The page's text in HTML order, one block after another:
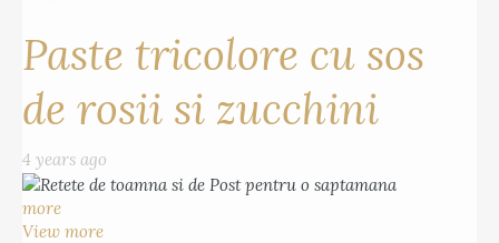
Paste tricolore cu sos
de rosii si zucchini
4 years ago
more
View more